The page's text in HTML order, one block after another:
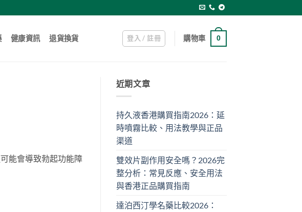
健康資訊 退貨換貨 登入 / 註冊 購物車 0
能會導致勃起功能障
近期文章
持久液香港購買指南2026：延
時噴霧比較、用法教學與正品
渠道
雙效片副作用安全嗎？2026完
整分析：常見反應、安全用法
與香港正品購買指南
達泊西汀學名藥比較2026：